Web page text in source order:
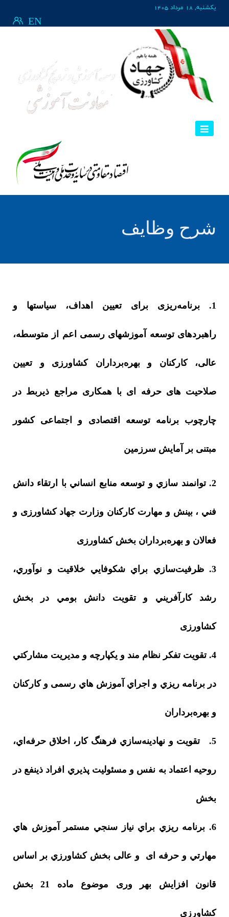
يکشنبه, 18 مرداد 1405
EN
شرح وظایف
1. برنامه‌ریزی برای تعیین اهداف، سیاستها و
راهبردهای توسعه آموزشهای رسمی اعم از متوسطه،
عالی، کارکنان و بهره‌برداران کشاورزی و تعیین
صلاحیت های حرفه ای با همکاری مراجع ذیربط در
چارچوب برنامه توسعه اقتصادی و اجتماعی کشور
مبتنی بر آمایش سرزمین
2. توانمند سازي و توسعه منابع انساني با ارتقاء دانش
فني ، بينش و مهارت کارکنان وزارت جهاد کشاورزی و
فعالان و بهره‌برداران بخش کشاورزی
3. ظرفيت‌سازي براي شكوفايي خلاقيت و نوآوري،
رشد كارآفريني و تقويت دانش بومي در بخش
کشاورزی
4. تقويت تفكر نظام مند و يكپارچه و مديريت مشاركتي
در برنامه ريزي و اجراي آموزش هاي رسمی و کارکنان
و بهره‌برداران
5. تقويت و نهادينه‌سازي فرهنگ كار، اخلاق حرفه‌اي،
روحيه اعتماد به نفس و مسئوليت پذيري افراد ذینفع در
بخش
6. برنامه ريزي براي نياز سنجي مستمر آموزش هاي
مهارتي و حرفه ای و عالی بخش كشاورزي بر اساس
قانون افزایش بهر وری موضوع ماده 21 بخش
كشاورزي